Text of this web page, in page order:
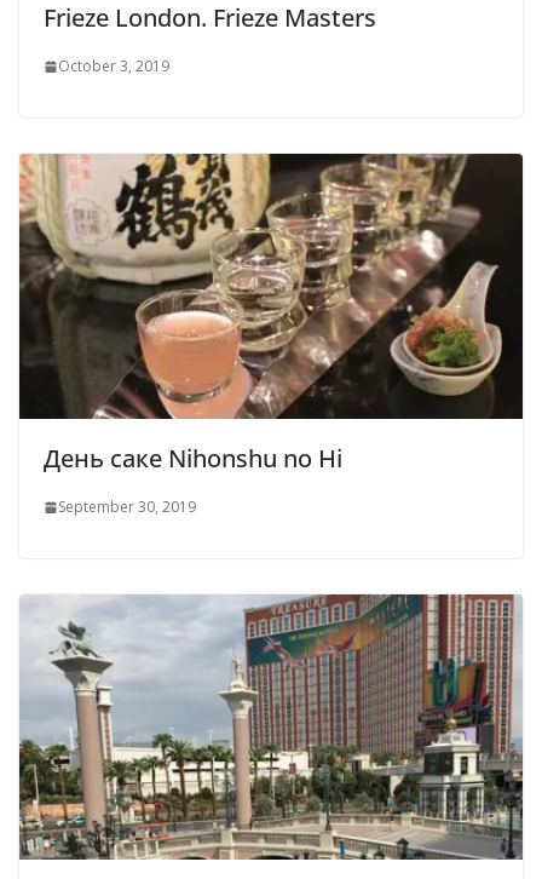
Frieze London. Frieze Masters
October 3, 2019
День саке Nihonshu no Hi
September 30, 2019